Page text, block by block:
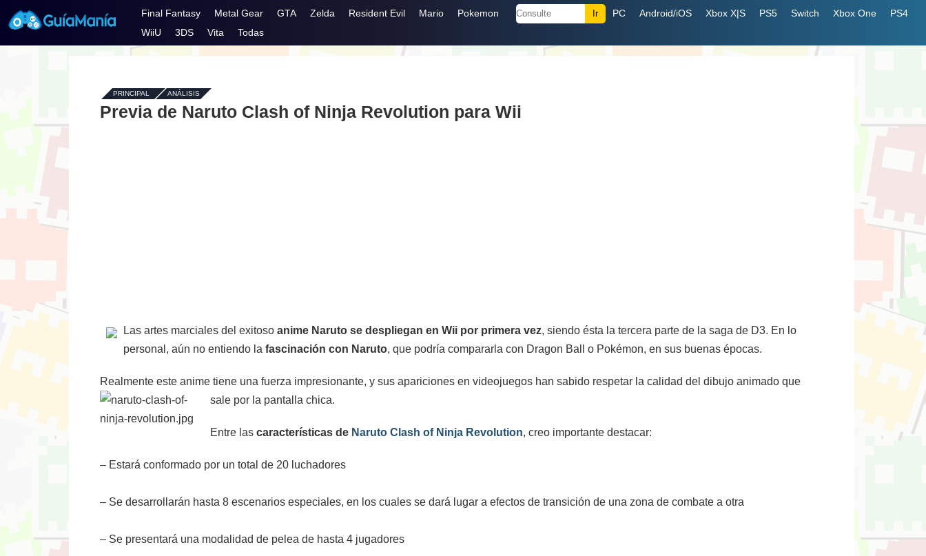
Final Fantasy Metal Gear GTA Zelda Resident Evil Mario Pokemon PC Android/iOS Xbox X|S PS5 Switch Xbox One
PS4
WiiU
3DS Vita Todas
PRINCIPAL - ANÁLISIS
Previa de Naruto Clash of Ninja Revolution para Wii
Las artes marciales del exitoso anime Naruto se despliegan en Wii por primera vez, siendo ésta la tercera parte de la saga de D3. En lo
personal, aún no entiendo la fascinación con Naruto, que podría compararla con Dragon Ball o Pokémon, en sus buenas épocas.
Realmente este anime tiene una fuerza impresionante, y sus apariciones en videojuegos han sabido respetar la calidad del dibujo animado que
sale por la pantalla chica.
Entre las características de Naruto Clash of Ninja Revolution, creo importante destacar:
– Estará conformado por un total de 20 luchadores
– Se desarrollarán hasta 8 escenarios especiales, en los cuales se dará lugar a efectos de transición de una zona de combate a otra
– Se presentará una modalidad de pelea de hasta 4 jugadores